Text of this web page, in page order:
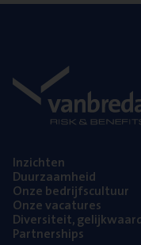
Inzich­ten
Duur­zaam­heid
Onze bedrijfs­cul­tuur
Onze vaca­tu­res
Diver­si­teit,
Part­ner­ships